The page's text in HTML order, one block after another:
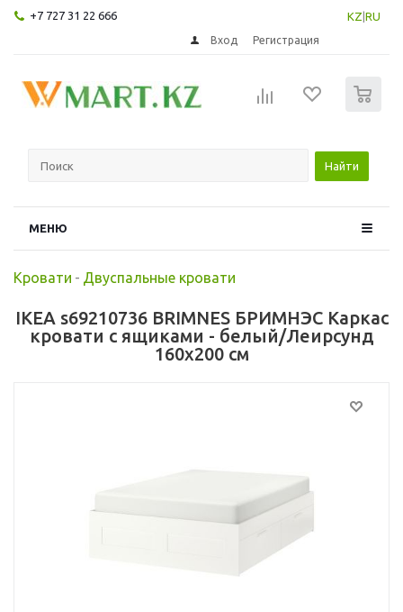
+7 727 31 22 666 KZ RU
Вход Регистрация
Найти
МЕНЮ
Кровати - Двуспальные кровати
IKEA s69210736 BRIMNES БРИМНЭС Каркас
кровати с ящиками - белый/Леирсунд
160x200 см